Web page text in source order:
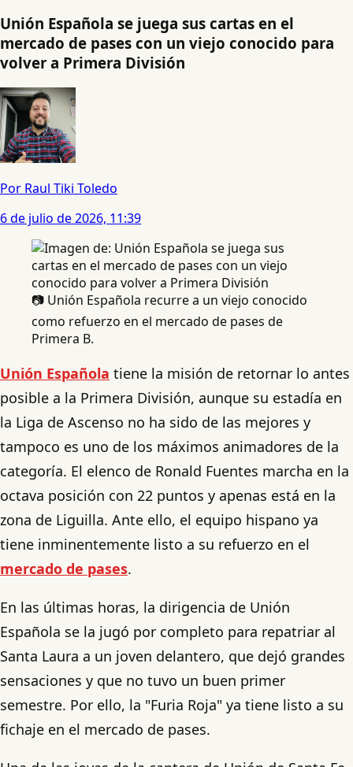
Unión Española se juega sus cartas en el
mercado de pases con un viejo conocido para
volver a Primera División
Por Raul Tiki Toledo
6 de julio de 2026, 11:39
📷 Unión Española recurre a un viejo conocido
como refuerzo en el mercado de pases de
Primera B.
Unión Española tiene la misión de retornar lo antes
posible a la Primera División, aunque su estadía en
la Liga de Ascenso no ha sido de las mejores y
tampoco es uno de los máximos animadores de la
categoría. El elenco de Ronald Fuentes marcha en la
octava posición con 22 puntos y apenas está en la
zona de Liguilla. Ante ello, el equipo hispano ya
tiene inminentemente listo a su refuerzo en el
mercado de pases.
En las últimas horas, la dirigencia de Unión
Española se la jugó por completo para repatriar al
Santa Laura a un joven delantero, que dejó grandes
sensaciones y que no tuvo un buen primer
semestre. Por ello, la "Furia Roja" ya tiene listo a su
fichaje en el mercado de pases.